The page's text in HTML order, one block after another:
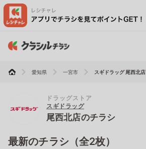
愛知県 一宮市 スギドラッグ 尾西北店
ドラッグストア
スギドラッグ
尾西北店のチラシ
最新のチラシ（全2枚）